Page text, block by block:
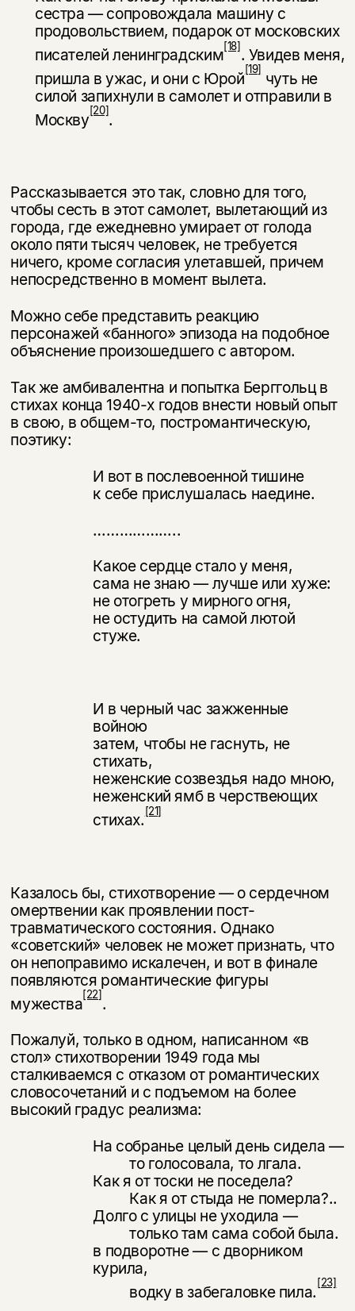
сестра — сопровождала машину с
продовольствием, подарок от московских
писателей ленинградским[18]. Увидев меня,
пришла в ужас, и они с Юрой[19]чуть не
силой запихнули в са­молет и отправили в
Москву[20].
Рассказывается это так, словно для того,
чтобы сесть в этот самолет, вы­летающий из
города, где ежедневно умирает от голода
около пяти тысяч че­ловек, не требуется
ничего, кроме согласия улетавшей, причем
непосред­ственно в момент вылета.
Можно себе представить реакцию
персонажей «банного» эпизода на по­добное
объяснение произошедшего с автором.
Так же амбивалентна и попытка Берггольц в
стихах конца 1940-х годов внести новый опыт
в свою, в общем-то, постромантическую,
поэтику:
И вот в послевоенной тишине
к себе прислушалась наедине.
………………..
Какое сердце стало у меня,
сама не знаю — лучше или хуже:
не отогреть у мирного огня,
не остудить на самой лютой
стуже.
И в черный час зажженные
войною
затем, чтобы не гаснуть, не
стихать,
неженские созвездья надо мною,
неженский ямб в черствеющих
стихах.[21]
Казалось бы, стихотворение — о сердечном
омертвении как проявлении пост­
травматического состояния. Однако
«советский» человек не может признать, что
он непоправимо искалечен, и вот в финале
появляются романтические фигуры
мужества[22].
Пожалуй, только в одном, написанном «в
стол» стихотворении 1949 года мы
сталкиваемся с отказом от романтических
словосочетаний и с подъемом на более
высокий градус реализма:
На собранье целый день сидела —
то голосовала, то лгала.
Как я от тоски не поседела?
Как я от стыда не померла?..
Долго с улицы не уходила —
только там сама собой была.
в подворотне — с дворником
курила,
водку в забегаловке пила.[23]